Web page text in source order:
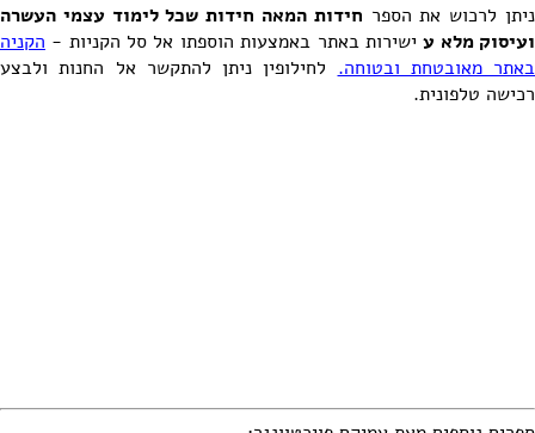
ניתן לרכוש את הספר חידות המאה חידות שכל לימוד עצמי העשרה
ועיסוק מלא עישירות באתר באמצעות הוספתו אל סל הקניות - הקניה
באתר מאובטחת ובטוחה. לחילופין ניתן להתקשר אל החנות ולבצע
רכישה טלפונית.